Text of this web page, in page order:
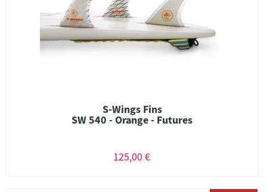
S-Wings Fins
SW 540 - Orange - Futures
125,00 €